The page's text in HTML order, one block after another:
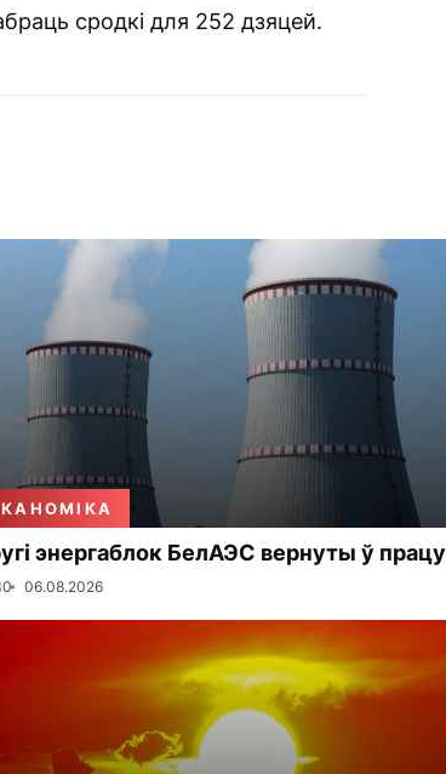
сродкі для 252 дзяцей.
энергаблок БелАЭС вернуты ў працу
06.08.2026